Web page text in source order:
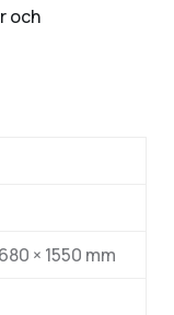
och
× 1550 mm